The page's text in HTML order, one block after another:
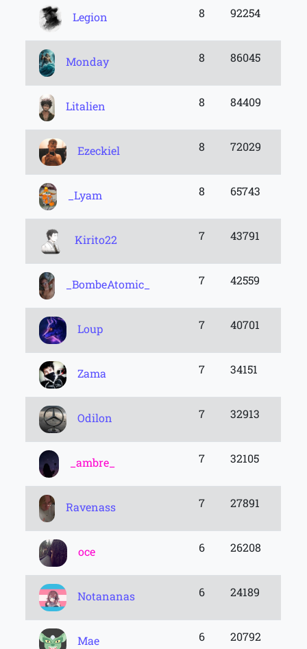
Legion 8 92254
Monday 8 86045
Litalien 8 84409
Ezeckiel 8 72029
_Lyam 8 65743
Kirito22 7 43791
_BombeAtomic_ 7 42559
Loup 7 40701
Zama 7 34151
Odilon 7 32913
_ambre_ 7 32105
Ravenass 7 27891
oce 6 26208
Notananas 6 24189
Mae 6 20792